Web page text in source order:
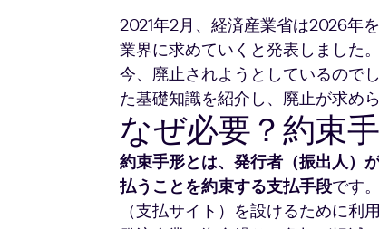
2021年2月、経済産業省は2026年
業界に求めていくと発表しました
今、廃止されようとしているので
た基礎知識を紹介し、廃止が求め
なぜ必要？約束
約束手形とは、発行者（振出人）
払うことを約束する支払手段です
（支払サイト）を設けるために利